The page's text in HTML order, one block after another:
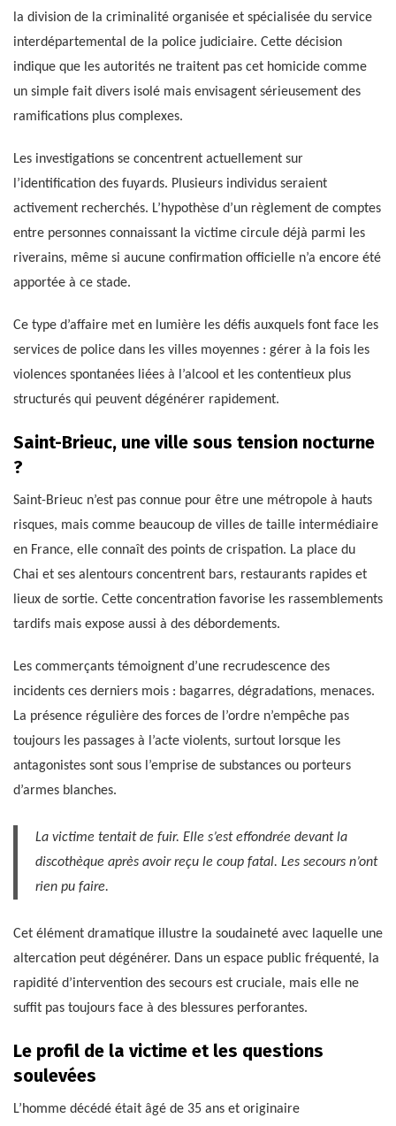
la division de la criminalité organisée et spécialisée du service
interdépartemental de la police judiciaire. Cette décision
indique que les autorités ne traitent pas cet homicide comme
un simple fait divers isolé mais envisagent sérieusement des
ramifications plus complexes.
Les investigations se concentrent actuellement sur
l’identification des fuyards. Plusieurs individus seraient
activement recherchés. L’hypothèse d’un règlement de comptes
entre personnes connaissant la victime circule déjà parmi les
riverains, même si aucune confirmation officielle n’a encore été
apportée à ce stade.
Ce type d’affaire met en lumière les défis auxquels font face les
services de police dans les villes moyennes : gérer à la fois les
violences spontanées liées à l’alcool et les contentieux plus
structurés qui peuvent dégénérer rapidement.
Saint-Brieuc, une ville sous tension nocturne
?
Saint-Brieuc n’est pas connue pour être une métropole à hauts
risques, mais comme beaucoup de villes de taille intermédiaire
en France, elle connaît des points de crispation. La place du
Chai et ses alentours concentrent bars, restaurants rapides et
lieux de sortie. Cette concentration favorise les rassemblements
tardifs mais expose aussi à des débordements.
Les commerçants témoignent d’une recrudescence des
incidents ces derniers mois : bagarres, dégradations, menaces.
La présence régulière des forces de l’ordre n’empêche pas
toujours les passages à l’acte violents, surtout lorsque les
antagonistes sont sous l’emprise de substances ou porteurs
d’armes blanches.
La victime tentait de fuir. Elle s’est effondrée devant la
discothèque après avoir reçu le coup fatal. Les secours n’ont
rien pu faire.
Cet élément dramatique illustre la soudaineté avec laquelle une
altercation peut dégénérer. Dans un espace public fréquenté, la
rapidité d’intervention des secours est cruciale, mais elle ne
suffit pas toujours face à des blessures perforantes.
Le profil de la victime et les questions
soulevées
L’homme décédé était âgé de 35 ans et originaire